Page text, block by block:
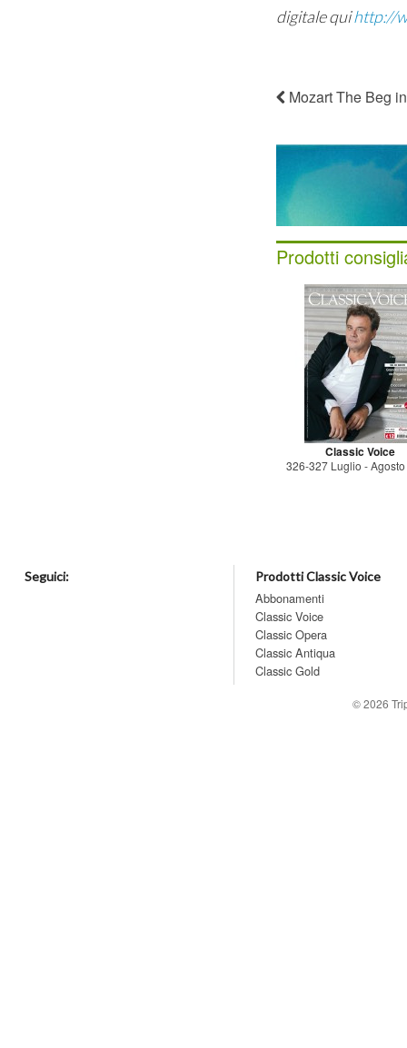
digitale quihttp://
Mozart The Beg
Prodotti
Classic Voice
326-327 Luglio -
Seguici: Prodotti Classic Voice
Abbonamenti
Classic Voice
Classic Opera
Classic Antiqua
Classic Gold
© 2026